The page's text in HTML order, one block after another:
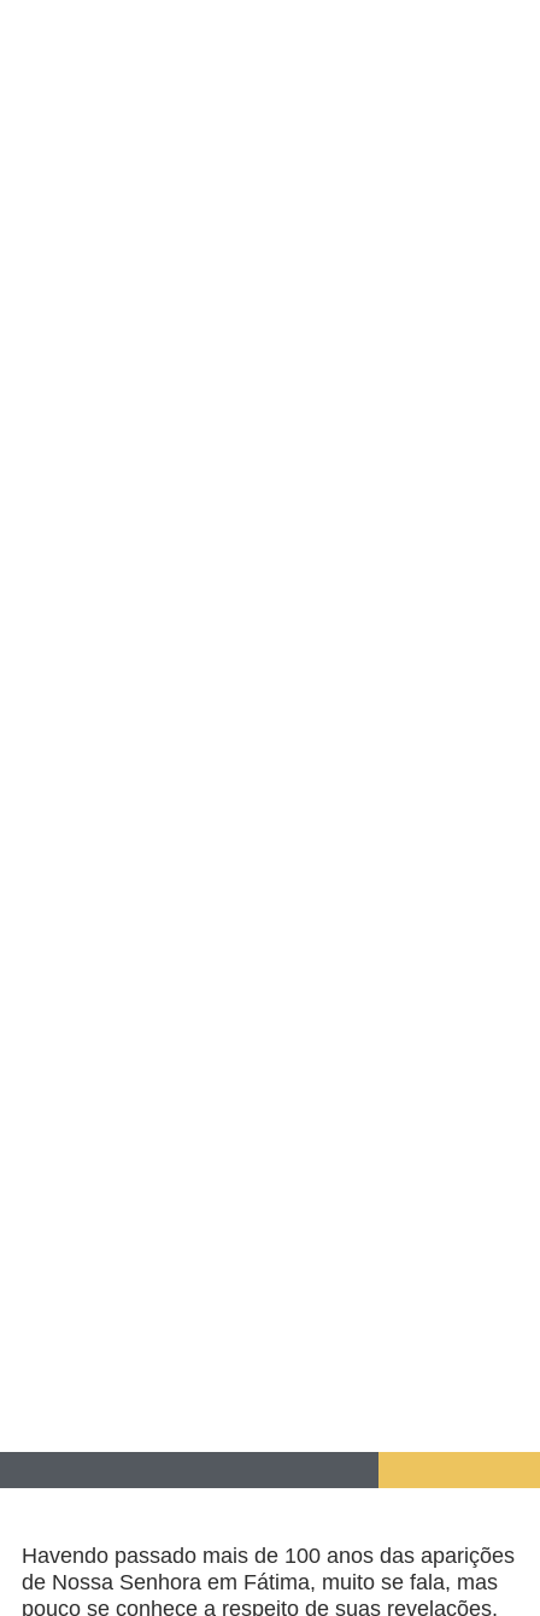
Havendo passado mais de 100 anos das aparições
de Nossa Senhora em Fátima, muito se fala, mas
pouco se conhece a respeito de suas revelações,